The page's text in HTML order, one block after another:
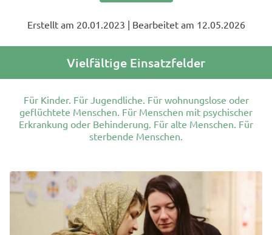
Erstellt am 20.01.2023 | Bearbeitet am 12.05.2026
Vielfältige Einsatzfelder
Für Kinder. Für Jugendliche. Für wohnungslose oder
geflüchtete Menschen. Für Menschen mit psychischer
Erkrankung oder Behinderung. Für alte Menschen. Für
sterbende Menschen.